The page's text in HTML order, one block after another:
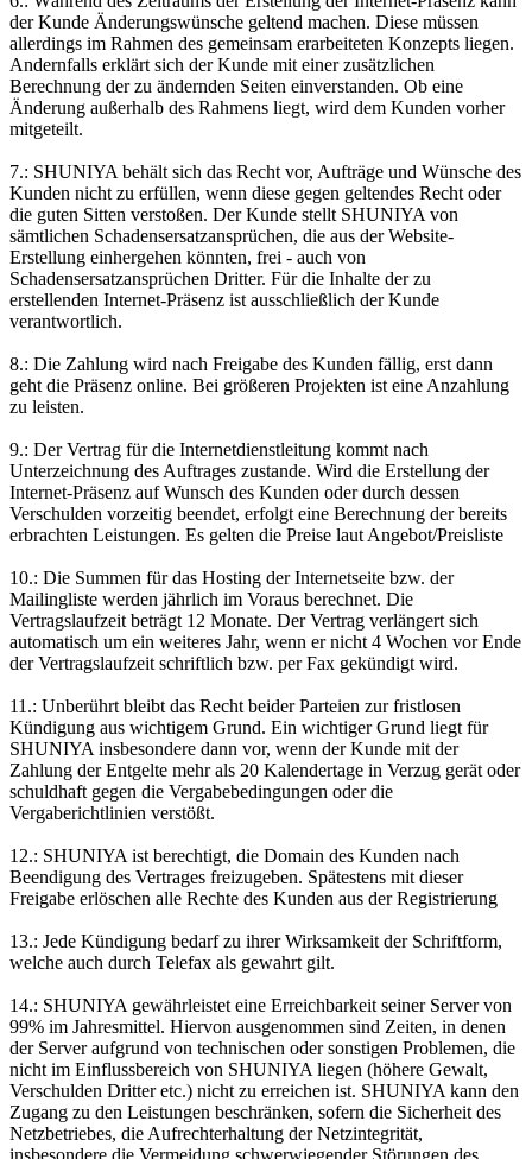
der Kunde Änderungswünsche geltend machen. Diese müssen
allerdings im Rahmen des gemeinsam erarbeiteten Konzepts liegen.
Andernfalls erklärt sich der Kunde mit einer zusätzlichen
Berechnung der zu ändernden Seiten einverstanden. Ob eine
Änderung außerhalb des Rahmens liegt, wird dem Kunden vorher
mitgeteilt.
7.: SHUNIYA behält sich das Recht vor, Aufträge und Wünsche des
Kunden nicht zu erfüllen, wenn diese gegen geltendes Recht oder
die guten Sitten verstoßen. Der Kunde stellt SHUNIYA von
sämtlichen Schadensersatzansprüchen, die aus der Website-
Erstellung einhergehen könnten, frei - auch von
Schadensersatzansprüchen Dritter. Für die Inhalte der zu
erstellenden Internet-Präsenz ist ausschließlich der Kunde
verantwortlich.
8.: Die Zahlung wird nach Freigabe des Kunden fällig, erst dann
geht die Präsenz online. Bei größeren Projekten ist eine Anzahlung
zu leisten.
9.: Der Vertrag für die Internetdienstleitung kommt nach
Unterzeichnung des Auftrages zustande. Wird die Erstellung der
Internet-Präsenz auf Wunsch des Kunden oder durch dessen
Verschulden vorzeitig beendet, erfolgt eine Berechnung der bereits
erbrachten Leistungen. Es gelten die Preise laut Angebot/Preisliste
10.: Die Summen für das Hosting der Internetseite bzw. der
Mailingliste werden jährlich im Voraus berechnet. Die
Vertragslaufzeit beträgt 12 Monate. Der Vertrag verlängert sich
automatisch um ein weiteres Jahr, wenn er nicht 4 Wochen vor Ende
der Vertragslaufzeit schriftlich bzw. per Fax gekündigt wird.
11.: Unberührt bleibt das Recht beider Parteien zur fristlosen
Kündigung aus wichtigem Grund. Ein wichtiger Grund liegt für
SHUNIYA insbesondere dann vor, wenn der Kunde mit der
Zahlung der Entgelte mehr als 20 Kalendertage in Verzug gerät oder
schuldhaft gegen die Vergabebedingungen oder die
Vergaberichtlinien verstößt.
12.: SHUNIYA ist berechtigt, die Domain des Kunden nach
Beendigung des Vertrages freizugeben. Spätestens mit dieser
Freigabe erlöschen alle Rechte des Kunden aus der Registrierung
13.: Jede Kündigung bedarf zu ihrer Wirksamkeit der Schriftform,
welche auch durch Telefax als gewahrt gilt.
14.: SHUNIYA gewährleistet eine Erreichbarkeit seiner Server von
99% im Jahresmittel. Hiervon ausgenommen sind Zeiten, in denen
der Server aufgrund von technischen oder sonstigen Problemen, die
nicht im Einflussbereich von SHUNIYA liegen (höhere Gewalt,
Verschulden Dritter etc.) nicht zu erreichen ist. SHUNIYA kann den
Zugang zu den Leistungen beschränken, sofern die Sicherheit des
Netzbetriebes, die Aufrechterhaltung der Netzintegrität,
insbesondere die Vermeidung schwerwiegender Störungen des